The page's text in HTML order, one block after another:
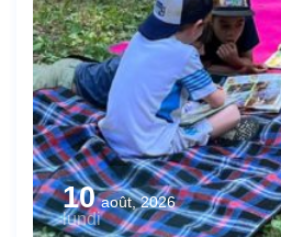
10 août, 2026
lundi